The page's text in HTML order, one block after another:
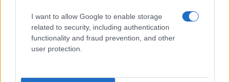
I want to allow Google to enable storage
related to security, including authentication
functionality and fraud prevention, and other
user protection.